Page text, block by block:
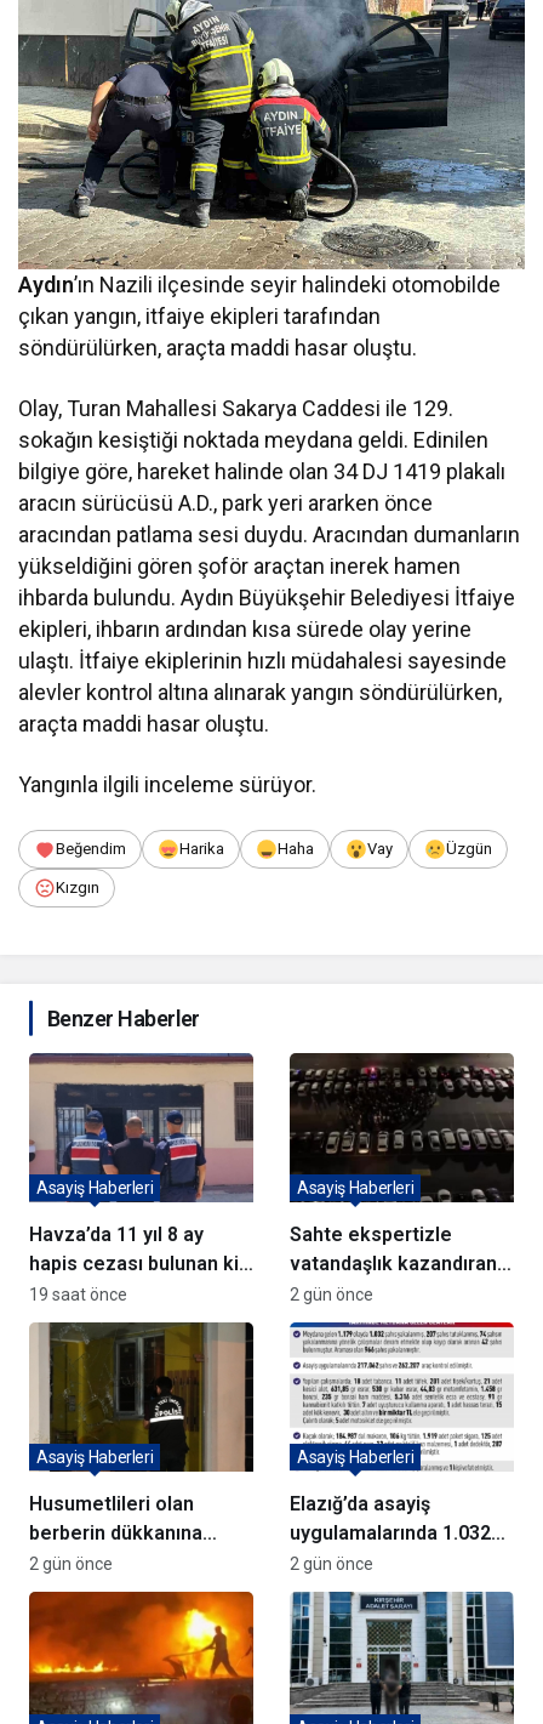
Aydın’ın Nazili ilçesinde seyir halindeki otomobilde
çıkan yangın, itfaiye ekipleri tarafından
söndürülürken, araçta maddi hasar oluştu.
Olay, Turan Mahallesi Sakarya Caddesi ile 129.
sokağın kesiştiği noktada meydana geldi. Edinilen
bilgiye göre, hareket halinde olan 34 DJ 1419 plakalı
aracın sürücüsü A.D., park yeri ararken önce
aracından patlama sesi duydu. Aracından dumanların
yükseldiğini gören şoför araçtan inerek hamen
ihbarda bulundu. Aydın Büyükşehir Belediyesi İtfaiye
ekipleri, ihbarın ardından kısa sürede olay yerine
ulaştı. İtfaiye ekiplerinin hızlı müdahalesi sayesinde
alevler kontrol altına alınarak yangın söndürülürken,
araçta maddi hasar oluştu.
Yangınla ilgili inceleme sürüyor.
Beğendim Harika Haha Vay Üzgün
Kızgın
Benzer Haberler
Havza’da 11 yıl 8 ay
hapis cezası bulunan kişi
yakalandı
Asayiş Haberleri
19 saat önce
Sahte ekspertizle
vatandaşlık kazandıran
72 şüpheli adliyeye sevk
edildi
Asayiş Haberleri
2 gün önce
Husumetlileri olan
berberin dükkanına
kurşun yağdırıp kaçtılar
Asayiş Haberleri
2 gün önce
Elazığ’da asayiş
uygulamalarında 1.032
kişi yakalandı
Asayiş Haberleri
2 gün önce